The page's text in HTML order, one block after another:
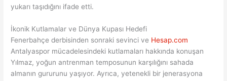
yukarı taşıdığını ifade etti.
İkonik Kutlamalar ve Dünya Kupası Hedefi
Fenerbahçe derbisinden sonraki sevinci ve Hesap.com
Antalyaspor mücadelesindeki kutlamaları hakkında konuşan
Yılmaz, yoğun antrenman temposunun karşılığını sahada
almanın gururunu yaşıyor. Ayrıca, yetenekli bir jenerasyona